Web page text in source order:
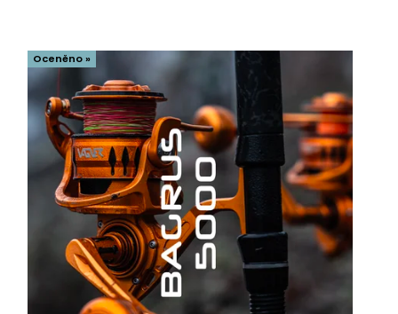
Nejprodávanější
Abecedně
Oceněno »